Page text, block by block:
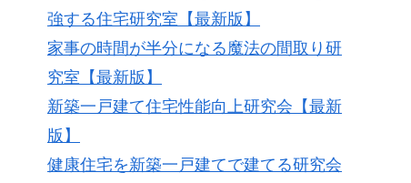
強する住宅研究室【最新版】
家事の時間が半分になる魔法の間取り研
究室【最新版】
新築一戸建て住宅性能向上研究会【最新
版】
健康住宅を新築一戸建てで建てる研究会